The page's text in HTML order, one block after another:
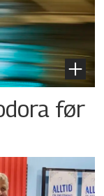
før